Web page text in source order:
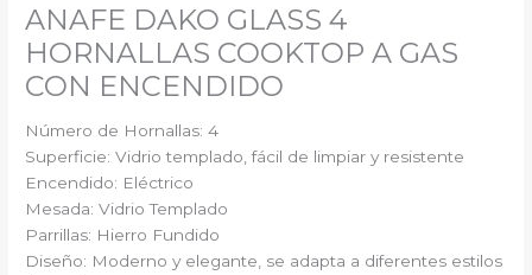
ANAFE DAKO GLASS 4
HORNALLAS COOKTOP A GAS
CON ENCENDIDO
Número de Hornallas: 4
Superficie: Vidrio templado, fácil de limpiar y resistente
Encendido: Eléctrico
Mesada: Vidrio Templado
Parrillas: Hierro Fundido
Diseño: Moderno y elegante, se adapta a diferentes estilos